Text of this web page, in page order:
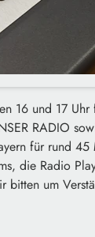
16 und 17
RADIO
für rund 45
die Radio
bitten um